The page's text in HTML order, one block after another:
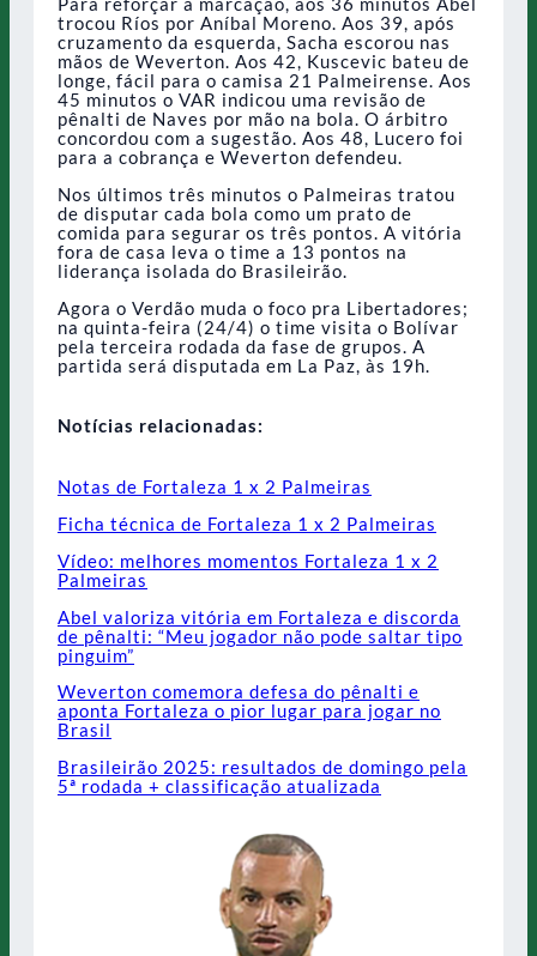
trocou Ríos por Aníbal Moreno. Aos 39, após
cruzamento da esquerda, Sacha escorou nas
mãos de Weverton. Aos 42, Kuscevic bateu de
longe, fácil para o camisa 21 Palmeirense. Aos
45 minutos o VAR indicou uma revisão de
pênalti de Naves por mão na bola. O árbitro
concordou com a sugestão. Aos 48, Lucero foi
para a cobrança e Weverton defendeu.
Nos últimos três minutos o Palmeiras tratou
de disputar cada bola como um prato de
comida para segurar os três pontos. A vitória
fora de casa leva o time a 13 pontos na
liderança isolada do Brasileirão.
Agora o Verdão muda o foco pra Libertadores;
na quinta-feira (24/4) o time visita o Bolívar
pela terceira rodada da fase de grupos. A
partida será disputada em La Paz, às 19h.
Notícias relacionadas:
Notas de Fortaleza 1 x 2 Palmeiras
Ficha técnica de Fortaleza 1 x 2 Palmeiras
Vídeo: melhores momentos Fortaleza 1 x 2
Palmeiras
Abel valoriza vitória em Fortaleza e discorda
de pênalti: “Meu jogador não pode saltar tipo
pinguim”
Weverton comemora defesa do pênalti e
aponta Fortaleza o pior lugar para jogar no
Brasil
Brasileirão 2025: resultados de domingo pela
5ª rodada + classificação atualizada